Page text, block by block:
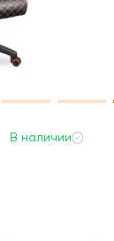
В наличии